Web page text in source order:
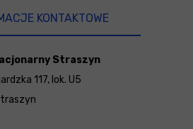
KONTAKTOWE
Straszyn
117, lok. U5